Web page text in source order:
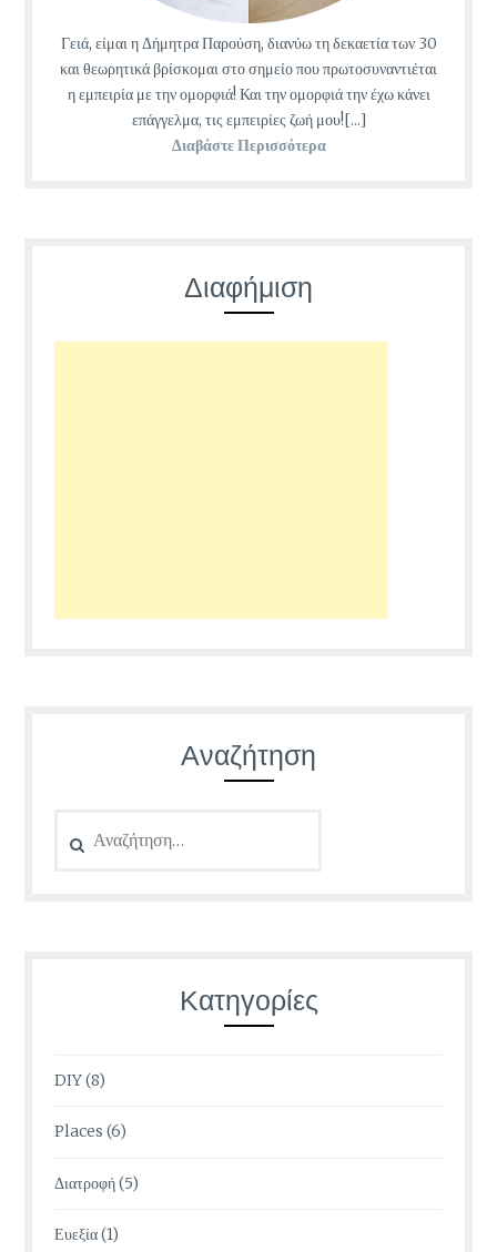
Γειά, είμαι η Δήμητρα Παρούση, διανύω τη δεκαετία των 30
και θεωρητικά βρίσκομαι στο σημείο που πρωτοσυναντιέται
η εμπειρία με την ομορφιά! Και την ομορφιά την έχω κάνει
επάγγελμα, τις εμπειρίες ζωή μου![...]
Διαβάστε Περισσότερα
Διαφήμιση
Αναζήτηση
για:
Κατηγορίες
DIY(8)
Places (6)
Διατροφή(5)
Ευεξία(1)